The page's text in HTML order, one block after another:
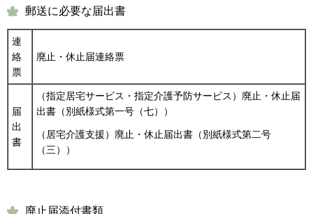
郵送に必要な届出書
連
絡
票
廃止・休止届連絡票
届
出
書
（指定居宅サービス・指定介護予防サービス）廃止・休止届
出書（別紙様式第一号（七））
（居宅介護支援）廃止・休止届出書（別紙様式第二号
（三））
廃止届添付書類